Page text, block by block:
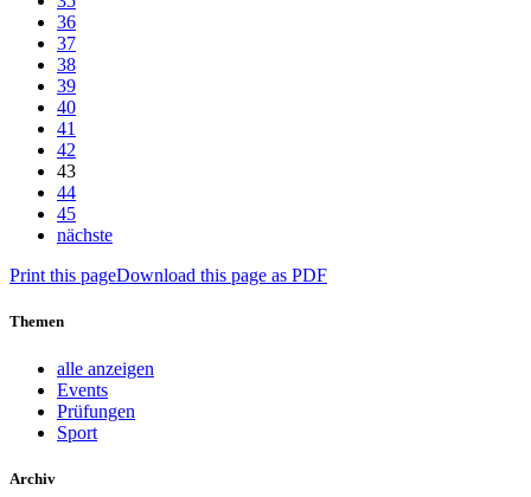
36
37
38
39
40
41
42
43
44
45
nächste
Print this pageDownload this page as PDF
Themen
alle anzeigen
Events
Prüfungen
Sport
Archiv